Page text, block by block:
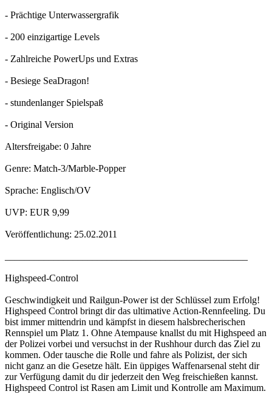
- Prächtige Unterwassergrafik
- 200 einzigartige Levels
- Zahlreiche PowerUps und Extras
- Besiege SeaDragon!
- stundenlanger Spielspaß
- Original Version
Altersfreigabe: 0 Jahre
Genre: Match-3/Marble-Popper
Sprache: Englisch/OV
UVP: EUR 9,99
Veröffentlichung: 25.02.2011
Highspeed-Control
Geschwindigkeit und Railgun-Power ist der Schlüssel zum Erfolg!
Highspeed Control bringt dir das ultimative Action-Rennfeeling. Du
bist immer mittendrin und kämpfst in diesem halsbrecherischen
Rennspiel um Platz 1. Ohne Atempause knallst du mit Highspeed an
der Polizei vorbei und versuchst in der Rushhour durch das Ziel zu
kommen. Oder tausche die Rolle und fahre als Polizist, der sich
nicht ganz an die Gesetze hält. Ein üppiges Waffenarsenal steht dir
zur Verfügung damit du dir jederzeit den Weg freischießen kannst.
Highspeed Control ist Rasen am Limit und Kontrolle am Maximum.